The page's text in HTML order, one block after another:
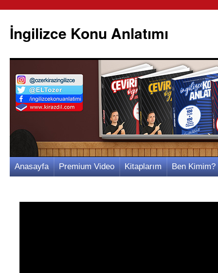
İngilizce Konu Anlatımı
İçeriğe
Anasayfa Premium Video Kitaplarım Ben Kimim?